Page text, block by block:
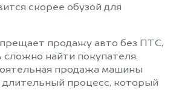
скорее обузой для
продажу авто без ПТС,
сложно найти покупателя.
продажа машины
процесс, который